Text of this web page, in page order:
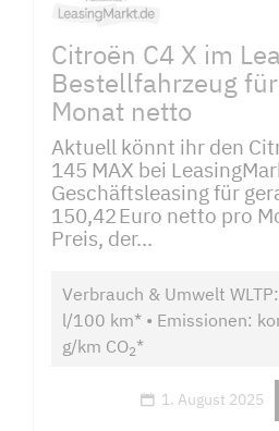
Citroën C4 X im
Bestellfahrzeug
Monat netto
Aktuell könnt ihr den
145 MAX bei
Geschäftsleasing für
150,42 Euro netto pro
Preis, der...
Verbrauch & Umwelt
l/100 km* • Emissionen:
g/km CO2*
1. August 2025